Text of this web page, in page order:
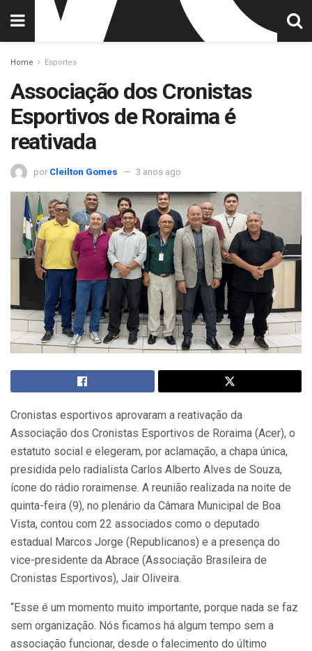
Home Esportes
Associação dos Cronistas
Esportivos de Roraima é
reativada
por Cleilton Gomes 3 anos ago
Cronistas esportivos aprovaram a reativação da
Associação dos Cronistas Esportivos de Roraima (Acer), o
estatuto social e elegeram, por aclamação, a chapa única,
presidida pelo radialista Carlos Alberto Alves de Souza,
ícone do rádio roraimense. A reunião realizada na noite de
quinta-feira (9), no plenário da Câmara Municipal de Boa
Vista, contou com 22 associados como o deputado
estadual Marcos Jorge (Republicanos) e a presença do
vice-presidente da Abrace (Associação Brasileira de
Cronistas Esportivos), Jair Oliveira.
“Esse é um momento muito importante, porque nada se faz
sem organização. Nós ficamos há algum tempo sem a
associação funcionar, desde o falecimento do último